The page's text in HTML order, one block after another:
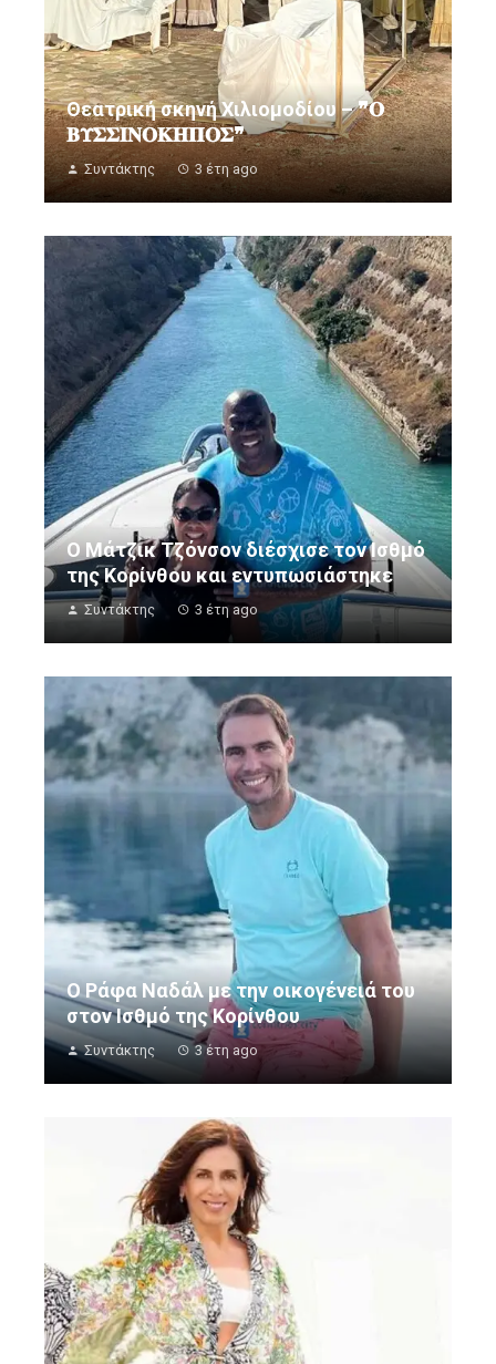
Θεατρική σκηνή Χιλιομοδίου – ❞𝚶
𝚩𝚼𝚺𝚺𝚰𝚴𝚶𝚱𝚮𝚷𝚶𝚺❞
Συντάκτης 3 έτη ago
Ο Μάτζικ Τζόνσον διέσχισε τον Ισθμό
της Κορίνθου και εντυπωσιάστηκε
Συντάκτης 3 έτη ago
O Ράφα Ναδάλ με την οικογένειά του
στον Ισθμό της Κορίνθου
Συντάκτης 3 έτη ago